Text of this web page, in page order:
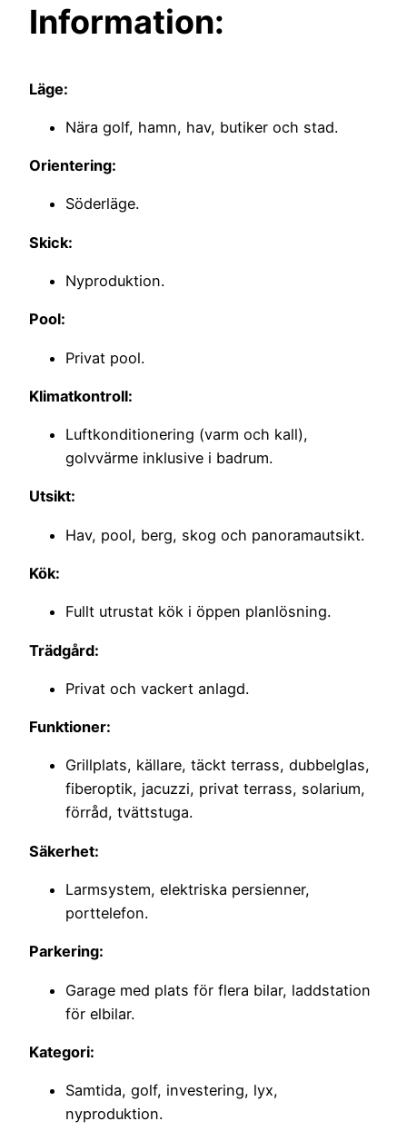
Information:
Läge:
Nära golf, hamn, hav, butiker och stad.
Orientering:
Söderläge.
Skick:
Nyproduktion.
Pool:
Privat pool.
Klimatkontroll:
Luftkonditionering (varm och kall),
golvvärme inklusive i badrum.
Utsikt:
Hav, pool, berg, skog och panoramautsikt.
Kök:
Fullt utrustat kök i öppen planlösning.
Trädgård:
Privat och vackert anlagd.
Funktioner:
Grillplats, källare, täckt terrass, dubbelglas,
fiberoptik, jacuzzi, privat terrass, solarium,
förråd, tvättstuga.
Säkerhet:
Larmsystem, elektriska persienner,
porttelefon.
Parkering:
Garage med plats för flera bilar, laddstation
för elbilar.
Kategori:
Samtida, golf, investering, lyx,
nyproduktion.